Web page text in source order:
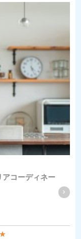
アコーディネー